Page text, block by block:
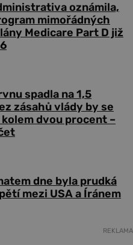
oznámila,
mimořádných
Medicare Part D již
spadla na 1,5
zásahů vlády by se
dvou procent –
dne byla prudká
mezi USA a Íránem
REKLAMA